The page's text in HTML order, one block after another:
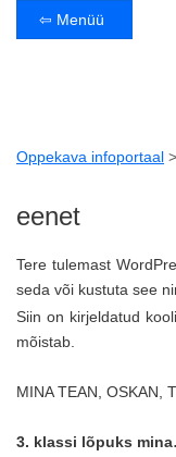
⇦ Menüü
Oppekava infoportaal >
eenet
Tere tulemast
seda või kustuta see
Siin on kirjeldatud
mõistab.
MINA TEAN, OSKAN,
3. klassi lõpuks